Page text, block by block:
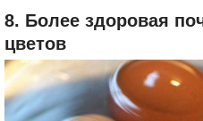
8. Более здоровая
цветов